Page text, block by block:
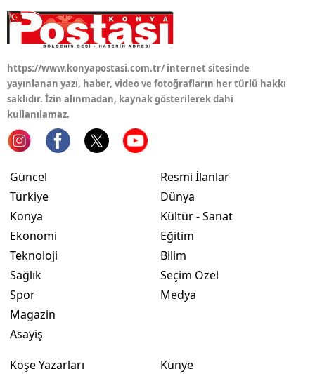
Kastamonu
Kayseri
Kocaeli
Konya
https://www.konyapostasi.com.tr/ internet sitesinde
yayınlanan yazı, haber, video ve fotoğrafların her türlü hakkı
saklıdır. İzin alınmadan, kaynak gösterilerek dahi
kullanılamaz.
Güncel
Türkiye
Konya
Ekonomi
Teknoloji
Sağlık
Spor
Magazin
Asayiş
Resmi İlanlar
Dünya
Kültür - Sanat
Eğitim
Bilim
Seçim Özel
Medya
Köşe Yazarları
Künye